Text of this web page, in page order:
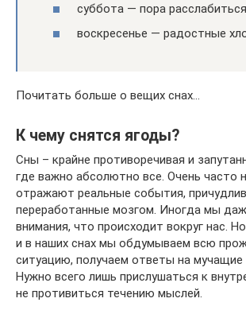
суббота — пора
воскресенье — радостные
Почитать больше о вещих снах…
К чему снятся ягоды?
Сны – крайне противоречивая и
где важно абсолютно все. Очень часто
отражают реальные события,
переработанные мозгом. Иногда мы
внимания, что происходит вокруг нас.
и в наших снах мы обдумываем всю
ситуацию, получаем ответы на мучащие
Нужно всего лишь прислушаться к
не противиться течению мыслей.